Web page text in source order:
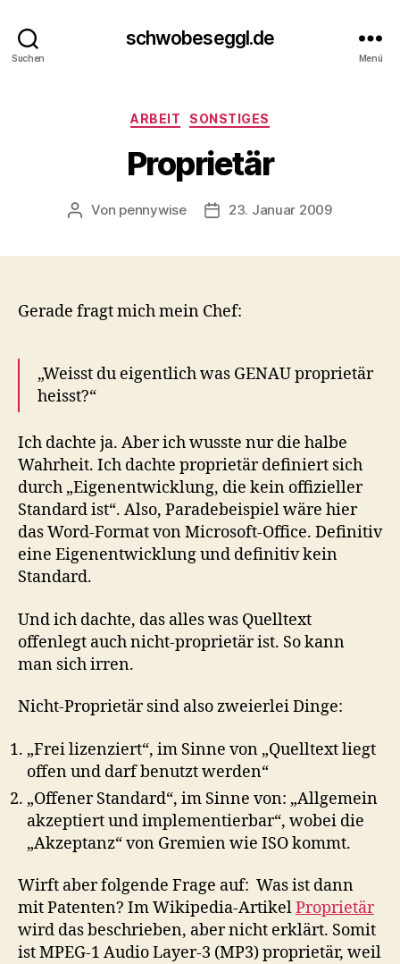
Suchen
schwobeseggl.de
Menü
Kategorien
ARBEIT SONSTIGES
Proprietär
Beitragsautor
Von pennywise Veröffentlichungsdatum
23. Januar 2009
Gerade fragt mich mein Chef:
„Weisst du eigentlich was GENAU proprietär
heisst?“
Ich dachte ja. Aber ich wusste nur die halbe
Wahrheit. Ich dachte proprietär definiert sich
durch „Eigenentwicklung, die kein offizieller
Standard ist“. Also, Paradebeispiel wäre hier
das Word-Format von Microsoft-Office. Definitiv
eine Eigenentwicklung und definitiv kein
Standard.
Und ich dachte, das alles was Quelltext
offenlegt auch nicht-proprietär ist. So kann
man sich irren.
Nicht-Proprietär sind also zweierlei Dinge:
„Frei lizenziert“, im Sinne von „Quelltext liegt
offen und darf benutzt werden“
„Offener Standard“, im Sinne von: „Allgemein
akzeptiert und implementierbar“, wobei die
„Akzeptanz“ von Gremien wie ISO kommt.
Wirft aber folgende Frage auf: Was ist dann
mit Patenten? Im Wikipedia-ArtikelProprietär
wird das beschrieben, aber nicht erklärt. Somit
ist MPEG-1 Audio Layer-3 (MP3) proprietär, weil